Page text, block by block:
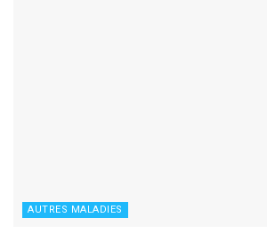
AUTRES MALADIES